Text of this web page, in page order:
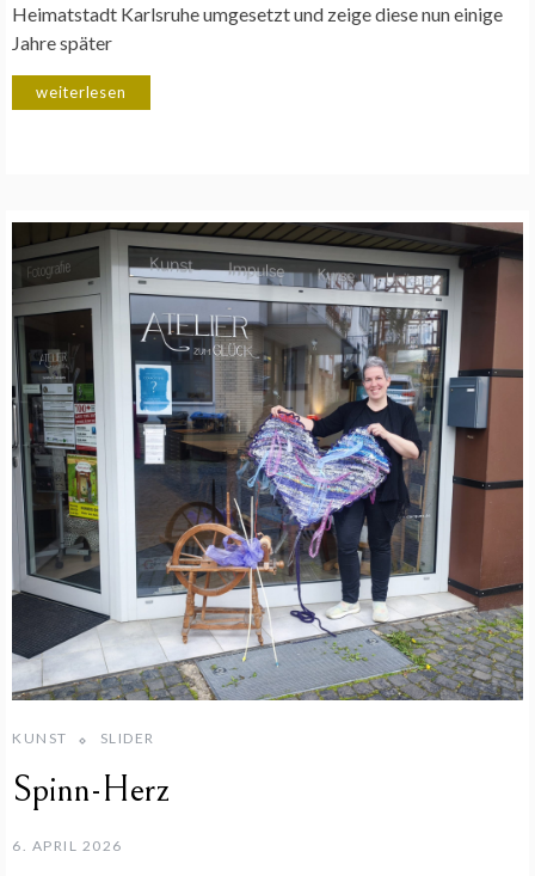
Heimatstadt Karlsruhe umgesetzt und zeige diese nun einige
Jahre später
weiterlesen
KUNST SLIDER
Spinn-Herz
6. APRIL 2026